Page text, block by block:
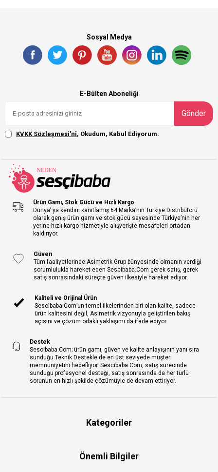
Sosyal Medya
E-Bülten Aboneliği
Gönder
KVKK Sözleşmesi'ni, Okudum, Kabul Ediyorum.
Ürün Gamı, Stok Gücü ve Hızlı Kargo
Dünya’ ya kendini kanıtlamış 64 Marka’nın Türkiye Distribütörü
olarak geniş ürün gamı ve stok gücü sayesinde Türkiye’nin her
yerine hızlı kargo hizmetiyle alışverişte mesafeleri ortadan
kaldırıyor.
Güven
Tüm faaliyetlerinde Asimetrik Grup bünyesinde olmanın verdiği
sorumlulukla hareket eden Sescibaba.Com gerek satış, gerek
satış sonrasındaki süreçte güven ilkesiyle hareket ediyor.
Kaliteli ve Orijinal Ürün
Sescibaba.Com’un temel ilkelerinden biri olan kalite, sadece
ürün kalitesini değil, Asimetrik vizyonuyla geliştirilen bakış
açısını ve çözüm odaklı yaklaşımı da ifade ediyor.
Destek
Sescibaba.Com; ürün gamı, güven ve kalite anlayışının yanı sıra
sunduğu Teknik Destekle de en üst seviyede müşteri
memnuniyetini hedefliyor. Sescibaba.Com, satış sürecinde
sunduğu profesyonel desteği, satış sonrasında da her türlü
sorunun en hızlı şekilde çözümüyle de devam ettiriyor.
Kategoriler
Önemli Bilgiler